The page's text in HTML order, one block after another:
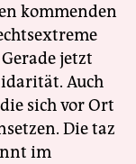
kommenden
jetzt
Auch
sich vor Ort
Die taz
im